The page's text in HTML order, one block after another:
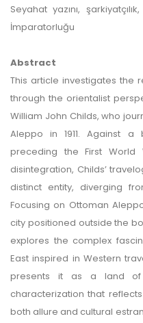
Seyahat yazını,
İmparatorluğu
Abstract
This article investigates the
through the orientalist
William John Childs, who
Aleppo in 1911. Against
preceding the First World
disintegration, Childs’
distinct entity, diverging
Focusing on Ottoman
city positioned outside the
explores the complex
East inspired in Western
presents it as a land of
characterization that
both allure and cultural